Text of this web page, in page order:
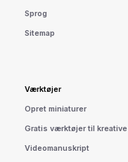
Sprog
Sitemap
Værktøjer
Opret miniaturer
Gratis værktøjer til kreative
Videomanuskript